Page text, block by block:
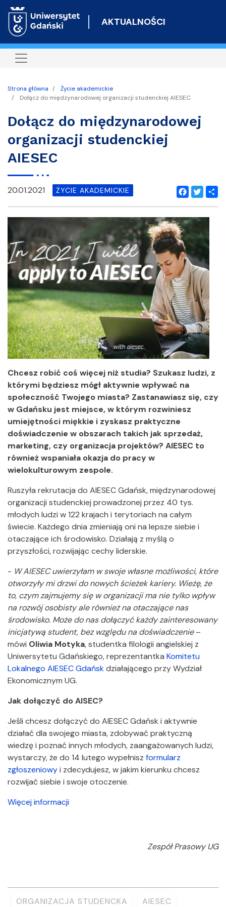
do
AKTUALNOŚCI
Strona główna
Życie akademickie
Dołącz do międzynarodowej organizacji studenckiej AIESEC
Dołącz do międzynarodowej
organizacji studenckiej
AIESEC
Facebook
Twitter
20.01.2021 ŻYCIE AKADEMICKIE
Chcesz robić coś więcej niż studia? Szukasz ludzi, z
którymi będziesz mógł aktywnie wpływać na
społeczność Twojego miasta? Zastanawiasz się, czy
w Gdańsku jest miejsce, w którym rozwiniesz
umiejętności miękkie i zyskasz praktyczne
doświadczenie w obszarach takich jak sprzedaż,
marketing, czy organizacja projektów? AIESEC to
również wspaniała okazja do pracy w
wielokulturowym zespole.
Ruszyła rekrutacja do AIESEC Gdańsk, międzynarodowej
organizacji studenckiej prowadzonej przez 40 tys.
młodych ludzi w 122 krajach i terytoriach na całym
świecie. Każdego dnia zmieniają oni na lepsze siebie i
otaczające ich środowisko. Działają z myślą o
przyszłości, rozwijając cechy liderskie.
- W AIESEC uwierzyłam w swoje własne możliwości, które
otworzyły mi drzwi do nowych ścieżek kariery. Wieżę, że
to, czym zajmujemy się w organizacji ma nie tylko wpływ
na rozwój osobisty ale również na otaczające nas
środowisko. Może do nas dołączyć każdy zainteresowany
inicjatywą student, bez względu na doświadczenie–
mówi Oliwia Motyka, studentka filologii angielskiej z
Uniwersytetu Gdańskiego, reprezentantka Komitetu
Lokalnego AIESEC Gdańskdziałającego przy Wydział
Ekonomicznym UG.
Jak dołączyć do AISEC?
Jeśli chcesz dołączyć do AIESEC Gdańsk i aktywnie
działać dla swojego miasta, zdobywać praktyczną
wiedzę i poznać innych młodych, zaangażowanych ludzi,
wystarczy, że do 14 lutego wypełnisz formularz
zgłoszeniowyi zdecydujesz, w jakim kierunku chcesz
rozwijać siebie i swoje otoczenie.
Więcej informacji
Zespół Prasowy UG
ORGANIZACJA STUDENCKA AIESEC